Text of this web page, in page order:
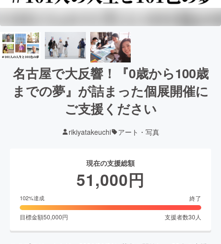
名古屋で大反響！『0歳から100歳
までの夢』が詰まった個展開催に
ご支援ください
rikiyatakeuchi アート・写真
現在の支援総額
51,000円
102%達成 終了
目標金額50,000円 支援者数30 人